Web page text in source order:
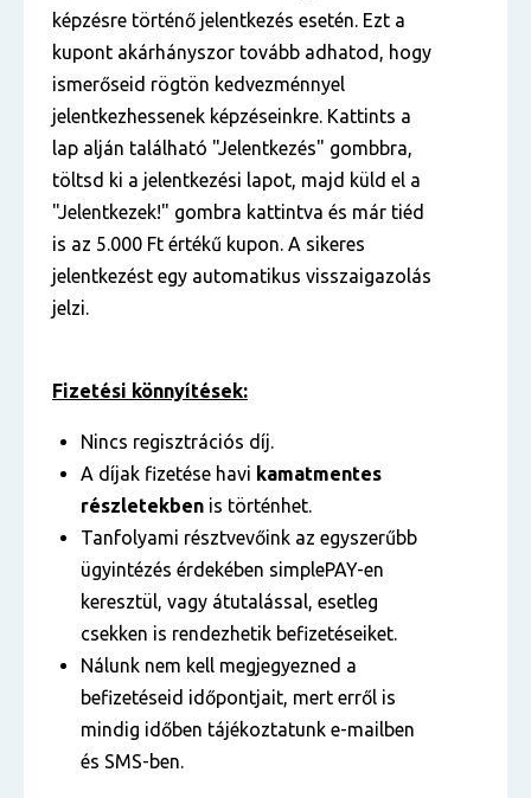
képzésre történő jelentkezés esetén. Ezt a
kupont akárhányszor tovább adhatod, hogy
ismerőseid rögtön kedvezménnyel
jelentkezhessenek képzéseinkre. Kattints a
lap alján található "Jelentkezés" gombbra,
töltsd ki a jelentkezési lapot, majd küld el a
"Jelentkezek!" gombra kattintva és már tiéd
is az 5.000 Ft értékű kupon. A sikeres
jelentkezést egy automatikus visszaigazolás
jelzi.
Fizetési könnyítések:
Nincs regisztrációs díj.
A díjak fizetése havi kamatmentes
részletekben is történhet.
Tanfolyami résztvevőink az egyszerűbb
ügyintézés érdekében simplePAY-en
keresztül, vagy átutalással, esetleg
csekken is rendezhetik befizetéseiket.
Nálunk nem kell megjegyezned a
befizetéseid időpontjait, mert erről is
mindig időben tájékoztatunk e-mailben
és SMS-ben.